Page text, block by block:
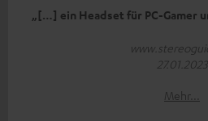
„[…] ein Headset für PC-Gamer
27.01.2023
Mehr...